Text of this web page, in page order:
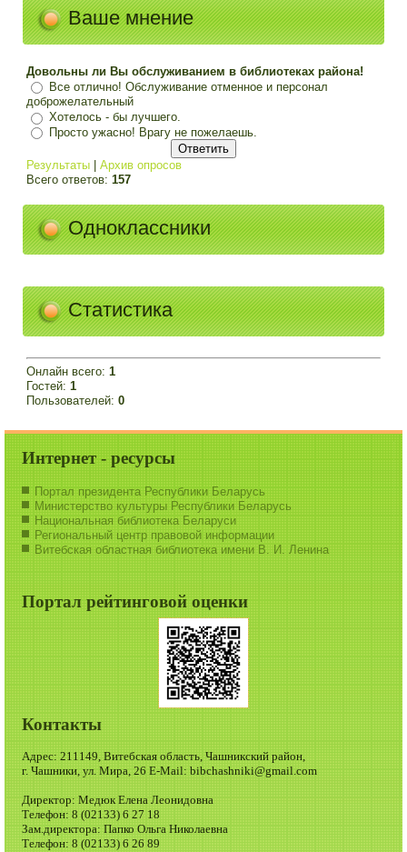
Ваше мнение
Довольны ли Вы обслуживанием в библиотеках района!
Все отлично! Обслуживание отменное и персонал
доброжелательный
Хотелось - бы лучшего.
Просто ужасно! Врагу не пожелаешь.
Результаты |Архив опросов
Всего ответов:157
Одноклассники
Статистика
Онлайн всего:1
Гостей:1
Пользователей:0
Интернет - ресурсы
Портал президента Республики Беларусь
Министерство культуры Республики Беларусь
Национальная библиотека Беларуси
Региональный центр правовой информации
Витебская областная библиотека имени В. И. Ленина
Портал рейтинговой оценки
Контакты
Адрес: 211149, Витебская область, Чашникский район,
г. Чашники, ул. Мира, 26 E-Mail: bibchashniki@gmail.com
Директор: Медюк Елена Леонидовна
Телефон: 8 (02133) 6 27 18
Зам.директора: Папко Ольга Николаевна
Телефон: 8 (02133) 6 26 89